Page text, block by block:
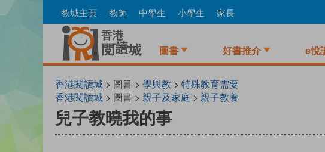
to
教城主頁 教師 中學生 小學生 家長
圖書 好書推介 e悅
香港閱讀城 > 圖書 > 學與教 > 特殊教育需要
香港閱讀城 > 圖書 > 親子及家庭 > 親子教養
兒子教曉我的事